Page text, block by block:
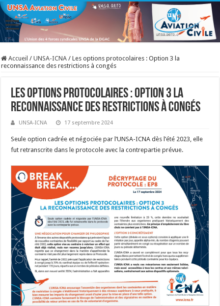
Accueil / UNSA-ICNA / Les options protocolaires : Option 3 la
reconnaissance des restrictions à congés
Les options protocolaires : Option 3 la
reconnaissance des restrictions à congés
UNSA-ICNA 17 septembre 2024
Seule option cadrée et négociée par l’UNSA-ICNA dès l’été 2023, elle
fut retranscrite dans le protocole avec la contrepartie prévue.